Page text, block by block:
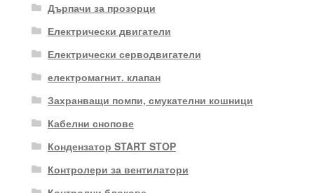
Дърпачи за прозорци
Електрически двигатели
Електрически серводвигатели
електромагнит. клапан
Захранващи помпи, смукателни кошници
Кабелни снопове
Кондензатор START STOP
Контролери за вентилатори